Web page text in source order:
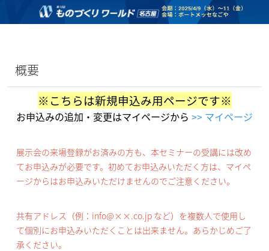
概要
※こちらは新規申込み用ページです※
お申込みの追加・変更はマイページから >> マイページ
展示会の来場登録がお済みの方も、本セミナーの受講には改め
てお申込みが必要です。初めてお申込みいただく方は、マイペ
ージからはお申込みいただけませんのでご注意ください。
共有アドレス（例：info@××.co.jp など）を複数人で使用し
て個別にお申込みいただくことは出来ません。あらかじめご了
承ください。